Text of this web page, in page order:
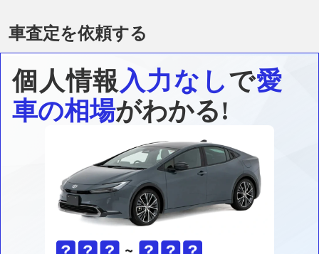
車査定を依頼する
個人情報 入力なしで愛
車の相場がわかる!